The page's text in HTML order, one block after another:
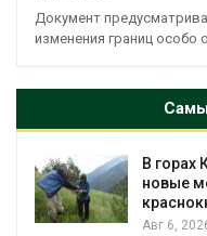
Документ
изменения границ особо
В горах
новые места
краснокнижных
Авг 6, 2026